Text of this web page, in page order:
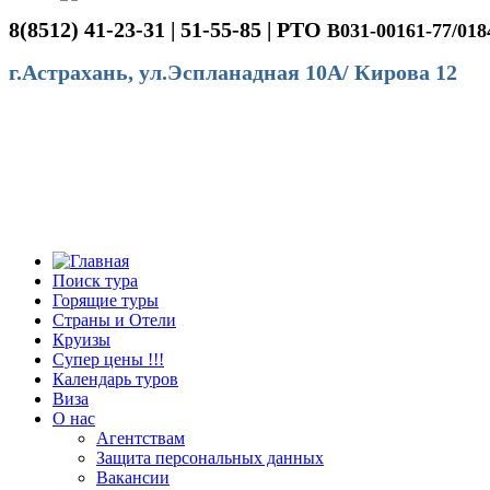
8(8512) 41-23-31 | 51-55-85 | РТО В031-00161-77/
г.Астрахань, ул.Эспланадная 10А/ Кирова 12
Поиск тура
Горящие туры
Страны и Отели
Круизы
Супер цены !!!
Календарь туров
Виза
О нас
Агентствам
Защита персональных данных
Вакансии